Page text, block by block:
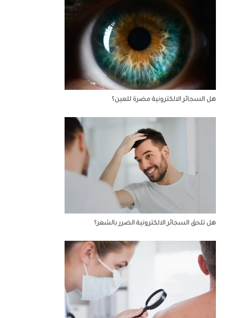
هل السجائر الالكترونية مضرة للعين؟
هل تلحق السجائر الالكترونية الضرر بالشعر؟